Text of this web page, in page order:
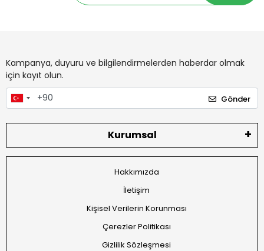
Kampanya, duyuru ve bilgilendirmelerden haberdar olmak
için kayıt olun.
Gönder
Kurumsal
Hakkımızda
İletişim
Kişisel Verilerin Korunması
Çerezler Politikası
Gizlilik Sözleşmesi